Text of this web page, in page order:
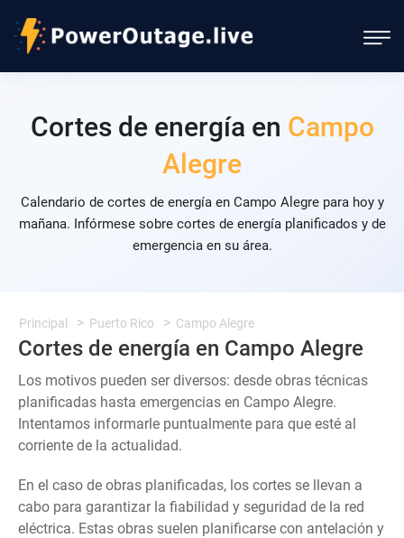
Cortes de energía en Campo
Alegre
Calendario de cortes de energía en Campo Alegre para hoy y
mañana. Infórmese sobre cortes de energía planificados y de
emergencia en su área.
Principal Puerto Rico Campo Alegre
Cortes de energía en Campo Alegre
Los motivos pueden ser diversos: desde obras técnicas
planificadas hasta emergencias en Campo Alegre.
Intentamos informarle puntualmente para que esté al
corriente de la actualidad.
En el caso de obras planificadas, los cortes se llevan a
cabo para garantizar la fiabilidad y seguridad de la red
eléctrica. Estas obras suelen planificarse con antelación y